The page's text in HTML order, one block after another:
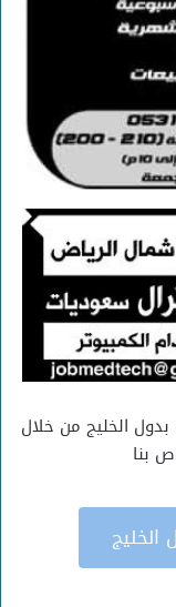
الخليج من خلال
بنا